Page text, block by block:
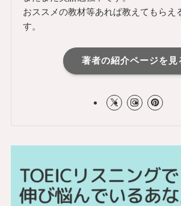
おススメの教材等あれば教えてもらえ
す。
著者の紹介ページを見